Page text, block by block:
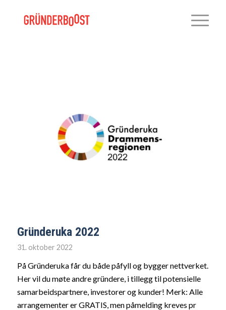
Gründeruka 2022
31. oktober 2022
På Gründeruka får du både påfyll og bygger nettverket.
Her vil du møte andre gründere, i tillegg til potensielle
samarbeidspartnere, investorer og kunder! Merk: Alle
arrangementer er GRATIS, men påmelding kreves pr